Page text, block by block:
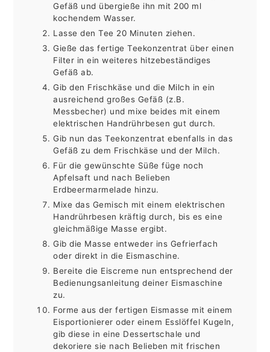
Gefäß und übergieße ihn mit 200 ml
kochendem Wasser.
Lasse den Tee 20 Minuten ziehen.
Gieße das fertige Teekonzentrat über einen
Filter in ein weiteres hitzebeständiges
Gefäß ab.
Gib den Frischkäse und die Milch in ein
ausreichend großes Gefäß (z.B.
Messbecher) und mixe beides mit einem
elektrischen Handrührbesen gut durch.
Gib nun das Teekonzentrat ebenfalls in das
Gefäß zu dem Frischkäse und der Milch.
Für die gewünschte Süße füge noch
Apfelsaft und nach Belieben
Erdbeermarmelade hinzu.
Mixe das Gemisch mit einem elektrischen
Handrührbesen kräftig durch, bis es eine
gleichmäßige Masse ergibt.
Gib die Masse entweder ins Gefrierfach
oder direkt in die Eismaschine.
Bereite die Eiscreme nun entsprechend der
Bedienungsanleitung deiner Eismaschine
zu.
Forme aus der fertigen Eismasse mit einem
Eisportionierer oder einem Esslöffel Kugeln,
gib diese in eine Dessertschale und
dekoriere sie nach Belieben mit frischen